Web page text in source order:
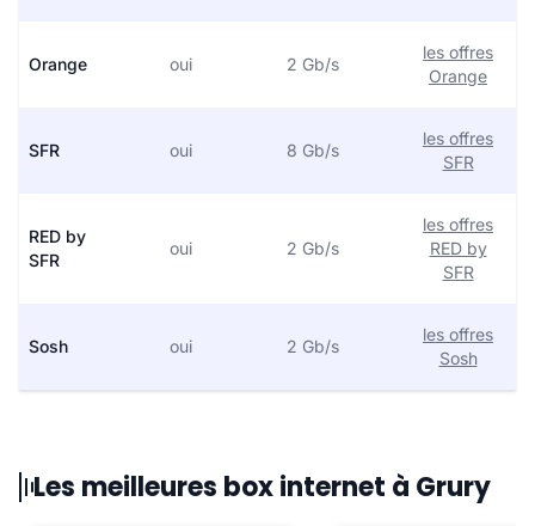
Orange oui 2 Gb/s
les offres
Orange
SFR oui 8 Gb/s
les offres
SFR
RED by
SFR
oui 2 Gb/s
les offres
RED by
SFR
Sosh oui 2 Gb/s
les offres
Sosh
Les meilleures box internet à Grury